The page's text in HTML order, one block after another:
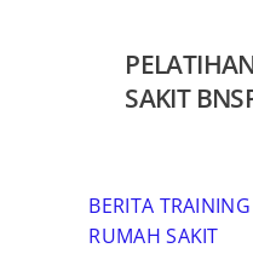
SAKIT
BERITA
RUMAH SAKIT